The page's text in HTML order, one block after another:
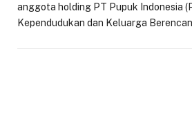
anggota holding PT Pupuk Indonesia
Kependudukan dan Keluarga